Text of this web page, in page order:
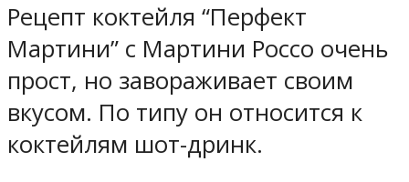
Рецепт коктейля “Перфект
Мартини” с Мартини Россо очень
прост, но завораживает своим
вкусом. По типу он относится к
коктейлям шот-дринк.